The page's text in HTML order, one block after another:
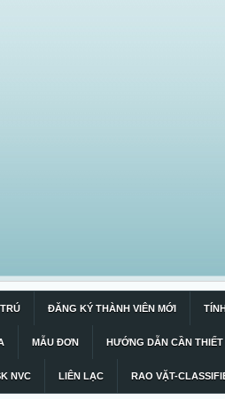
ĐĂNG KÝ THÀNH VIÊN MỚI
MẪU ĐƠN HƯỚNG DẪN CẦN THIẾT
NVC LIÊN LẠC RAO VẶT-